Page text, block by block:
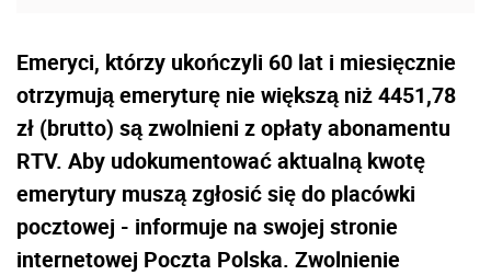
Emeryci, którzy ukończyli 60 lat i miesięcznie
otrzymują emeryturę nie większą niż 4451,78
zł (brutto) są zwolnieni z opłaty abonamentu
RTV. Aby udokumentować aktualną kwotę
emerytury muszą zgłosić się do placówki
pocztowej - informuje na swojej stronie
internetowej Poczta Polska. Zwolnienie